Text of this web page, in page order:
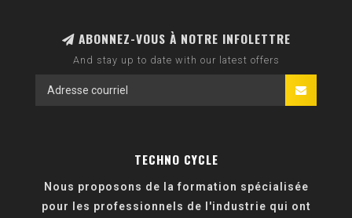
ABONNEZ-VOUS À NOTRE INFOLETTRE
And stay up to date with our latest offers
TECHNO CYCLE
Nous proposons de la formation spécialisée
pour les professionnels de l'industrie qui ont